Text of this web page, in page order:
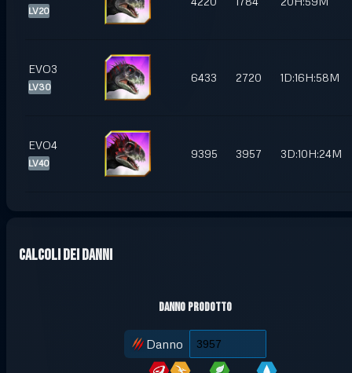
LV20
EVO3
LV30
6433 2720 1D:16H:58M
EVO4
LV40
9395 3957 3D:10H:24M
Calcoli dei danni
Danno prodotto
Danno